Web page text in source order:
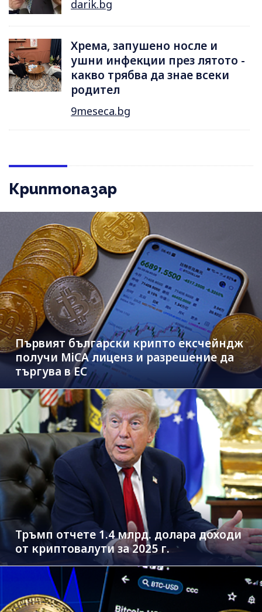
darik.bg
Хрема, запушено носле и
ушни инфекции през лятотo -
какво трябва да знае всеки
родител
9meseca.bg
Криптопазар
Първият български крипто ексчейндж
получи MiCA лиценз и разрешение да
търгува в ЕС
Тръмп отчете 1.4 млрд. долара доходи
от криптовалути за 2025 г.